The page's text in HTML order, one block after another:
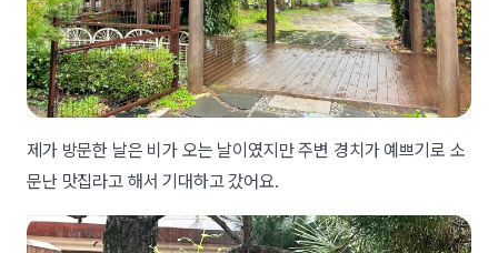
제가 방문한 날은 비가 오는 날이였지만 주변 경치가 예쁘기로 소
문난 맛집라고 해서 기대하고 갔어요.